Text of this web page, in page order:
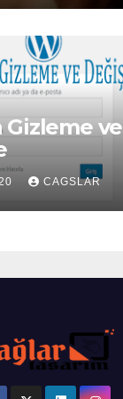
ve
CAGSLAR